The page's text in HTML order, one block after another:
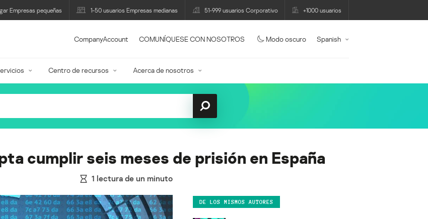
Empresas pequeñas 1-50 usuarios Empresas medianas 51-999 usuarios Corporativo +1000 usuarios
CompanyAccount COMUNÍQUESE CON NOSOTROS Modo oscuro Spanish
Centro de recursos Acerca de nosotros
cumplir seis meses de prisión en España
1 lectura de un minuto
DE LOS MISMOS AUTORES